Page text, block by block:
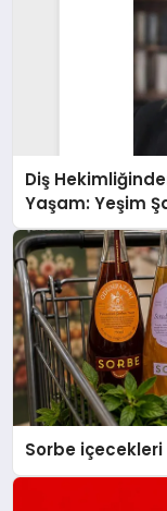
Diş
Yaşam: Yeşim
Sorbe içecekleri